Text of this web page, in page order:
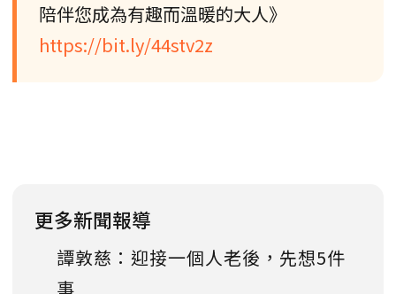
陪伴您成為有趣而溫暖的大人》
https://bit.ly/44stv2z
更多新聞報導
譚敦慈：迎接一個人老後，先想5件
事